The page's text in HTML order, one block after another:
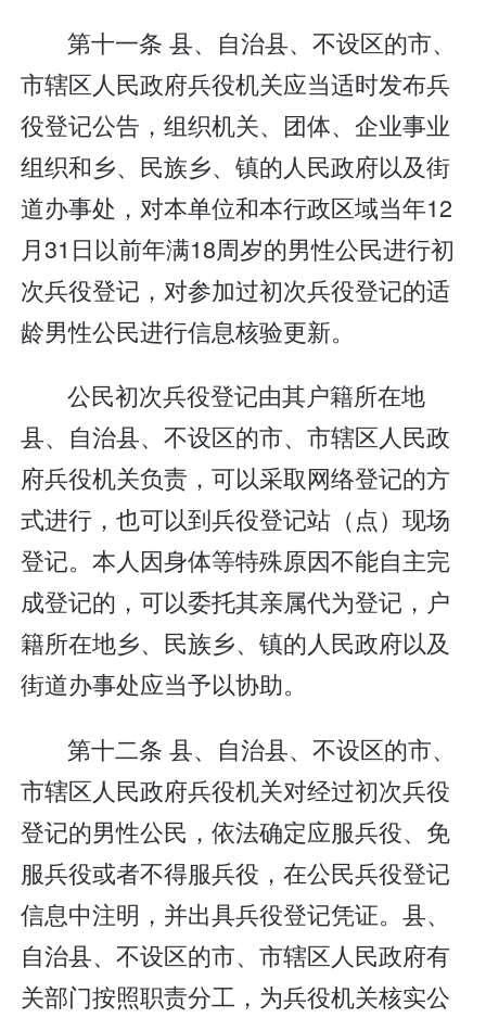
第十一条 县、自治县、不设区的市、
市辖区人民政府兵役机关应当适时发布兵
役登记公告，组织机关、团体、企业事业
组织和乡、民族乡、镇的人民政府以及街
道办事处，对本单位和本行政区域当年12
月31日以前年满18周岁的男性公民进行初
次兵役登记，对参加过初次兵役登记的适
龄男性公民进行信息核验更新。
公民初次兵役登记由其户籍所在地
县、自治县、不设区的市、市辖区人民政
府兵役机关负责，可以采取网络登记的方
式进行，也可以到兵役登记站（点）现场
登记。本人因身体等特殊原因不能自主完
成登记的，可以委托其亲属代为登记，户
籍所在地乡、民族乡、镇的人民政府以及
街道办事处应当予以协助。
第十二条 县、自治县、不设区的市、
市辖区人民政府兵役机关对经过初次兵役
登记的男性公民，依法确定应服兵役、免
服兵役或者不得服兵役，在公民兵役登记
信息中注明，并出具兵役登记凭证。县、
自治县、不设区的市、市辖区人民政府有
关部门按照职责分工，为兵役机关核实公